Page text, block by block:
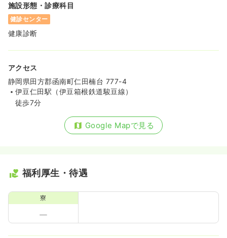
施設形態・診療科目
健診センター
健康診断
アクセス
静岡県田方郡函南町仁田楠台 777-4
伊豆仁田駅（伊豆箱根鉄道駿豆線）
徒歩7分
Google Mapで見る
福利厚生・待遇
寮